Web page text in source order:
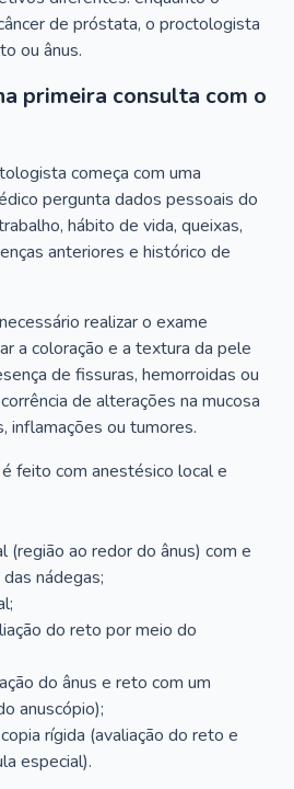
de próstata, o proctologista
ou ânus.
primeira consulta com o
começa com uma
pergunta dados pessoais do
hábito de vida, queixas,
anteriores e histórico de
realizar o exame
a coloração e a textura da pele
de fissuras, hemorroidas ou
de alterações na mucosa
inflamações ou tumores.
feito com anestésico local e
(região ao redor do ânus) com e
nádegas;
do reto por meio do
do ânus e reto com um
anuscópio);
rígida (avaliação do reto e
especial).